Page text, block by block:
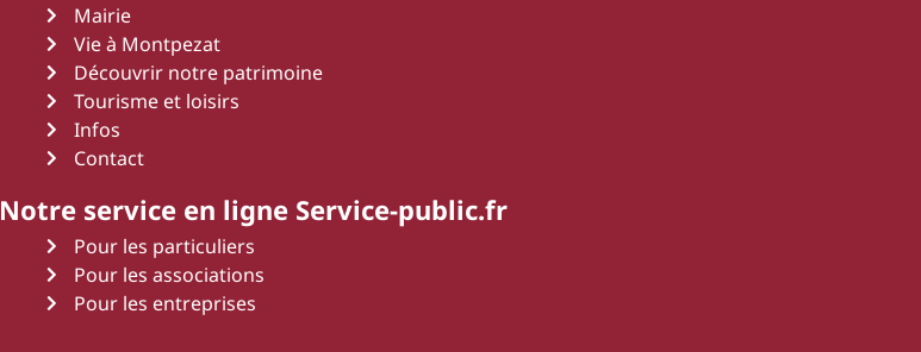
Mairie
Vie à Montpezat
Découvrir notre patrimoine
Tourisme et loisirs
Infos
Contact
Notre service en ligne Service-public.fr
Pour les particuliers
Pour les associations
Pour les entreprises